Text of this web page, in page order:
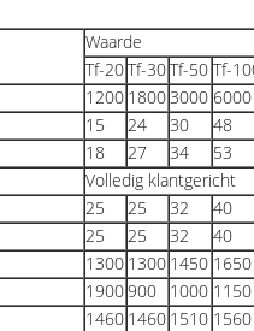
Waarde
Tf-20Tf-30Tf-50 Tf-
1200 18003000 6000
15 24 30 48
18 27 34 53
Volledig klantgericht
25 25 32 40
25 25 32 40
1300 1300 1450 1650
1900900 1000 1150
1460 1460 1510 1560